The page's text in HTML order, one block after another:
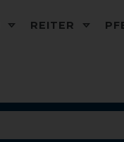
REITER